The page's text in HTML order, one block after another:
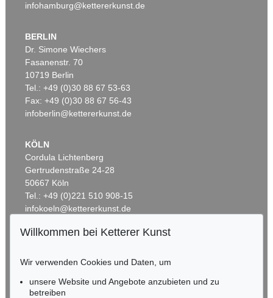
ANDY WARHOL
Marilyn Monroe (10 Blatt)
Ergebnis:€ 4.488.000
Hockende, 1910
infohamburg@kettererkunst.de
BERLIN
Dr. Simone Wiechers
Fasanenstr. 70
10719 Berlin
Tel.: +49 (0)30 88 67 53-63
Fax: +49 (0)30 88 67 56-43
infoberlin@kettererkunst.de
KÖLN
Cordula Lichtenberg
Gertrudenstraße 24-28
50667 Köln
Tel.: +49 (0)221 510 908-15
infokoeln@kettererkunst.de
RHEINLAND-PFALZ
Miriam Heß
Tel.: +49 (0)62 21 58 80-038
Willkommen bei Ketterer Kunst
Wir verwenden Cookies und Daten, um
unsere Website und Angebote anzubieten und zu
betreiben